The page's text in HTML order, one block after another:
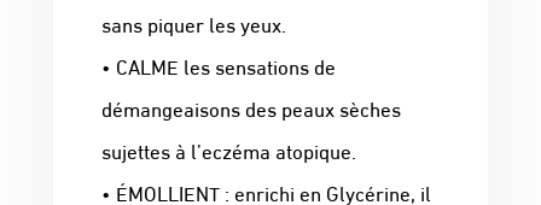
sans piquer les yeux.
• CALME les sensations de
démangeaisons des peaux sèches
sujettes à l’eczéma atopique.
• ÉMOLLIENT : enrichi en Glycérine, il